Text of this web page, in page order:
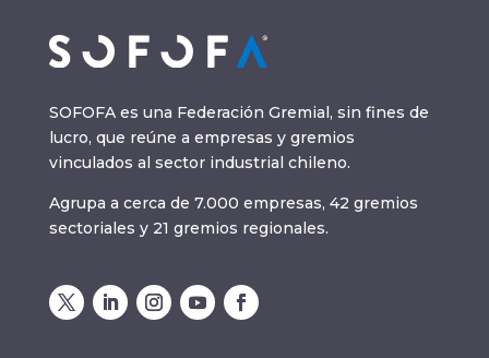
SOFOFA es una Federación Gremial, sin fines de
lucro, que reúne a empresas y gremios
vinculados al sector industrial chileno.
Agrupa a cerca de 7.000 empresas, 42 gremios
sectoriales y 21 gremios regionales.